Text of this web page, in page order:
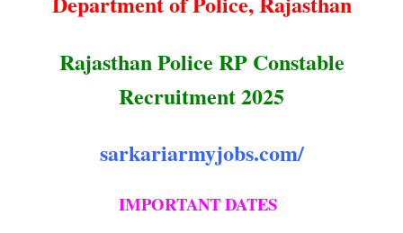
Rajasthan Police RP Constable
Recruitment 2025
sarkariarmyjobs.com/
IMPORTANT DATES